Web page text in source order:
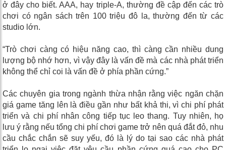
ở đây cho biết. AAA, hay triple-A, thường đề cập đến các trò
chơi có ngân sách trên 100 triệu đô la, thường đến từ các
studio lớn.
“Trò chơi càng có hiệu năng cao, thì càng cần nhiều dung
lượng bộ nhớ hơn, vì vậy đây là vấn đề mà các nhà phát triển
không thể chỉ coi là vấn đề ở phía phần cứng.”
Các chuyên gia trong ngành thừa nhận rằng việc ngăn chặn
giá game tăng lên là điều gần như bất khả thi, vì chi phí phát
triển và chi phí nhân công tiếp tục leo thang. Tuy nhiên, họ
lưu ý rằng nếu tổng chi phí chơi game trở nên quá đắt đỏ, nhu
cầu chắc chắn sẽ suy yếu, đó là lý do tại sao các nhà phát